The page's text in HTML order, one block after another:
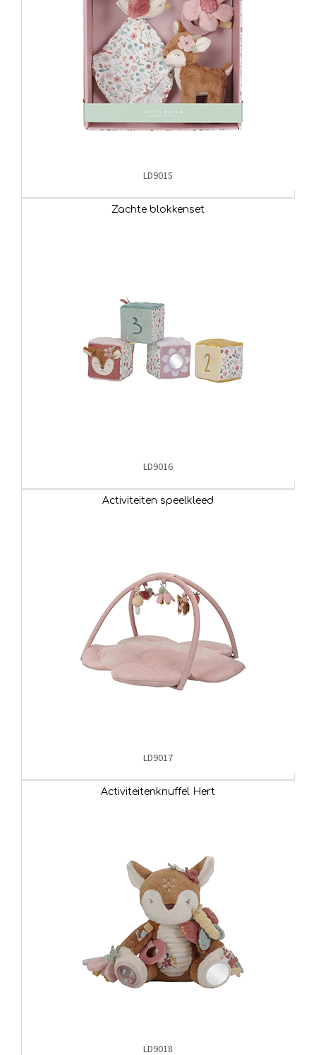
LD9015
Zachte blokkenset
LD9016
Activiteiten speelkleed
LD9017
Activiteitenknuffel Hert
LD9018